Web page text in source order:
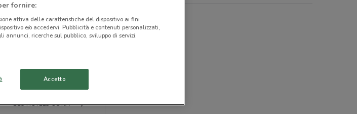
BLU HOTELS OSTIA
fornire:
attiva delle caratteristiche del dispositivo ai fini
e/o accedervi. Pubblicità e contenuti personalizzati,
annunci, ricerche sul pubblico, sviluppo di servizi.
Accetto